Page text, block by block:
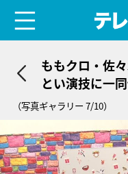
ももクロ・佐
とい演技に一
（写真ギャラリー 7/10）